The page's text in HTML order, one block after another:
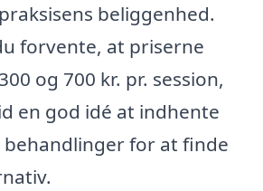
beliggenhed.
forvente, at priserne
og 700 kr. pr. session,
en god idé at indhente
for at finde